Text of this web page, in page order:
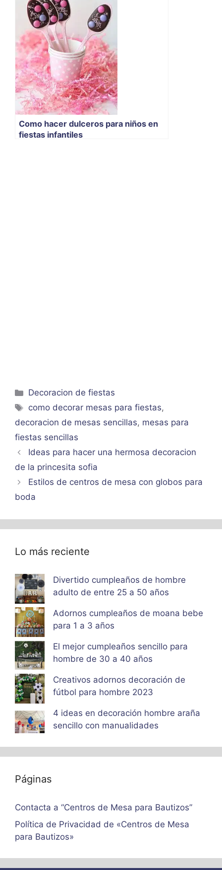
Como hacer dulceros para niños en
fiestas infantiles
Categorías
Decoracion de fiestas
Etiquetas
como decorar mesas para fiestas,
decoracion de mesas sencillas, mesas para
fiestas sencillas
Ideas para hacer una hermosa decoracion
de la princesita sofia
Estilos de centros de mesa con globos para
boda
Lo más reciente
Divertido cumpleaños de hombre
adulto de entre 25 a 50 años
Adornos cumpleaños de moana bebe
para 1 a 3 años
El mejor cumpleaños sencillo para
hombre de 30 a 40 años
Creativos adornos decoración de
fútbol para hombre 2023
4 ideas en decoración hombre araña
sencillo con manualidades
Páginas
Contacta a “Centros de Mesa para Bautizos”
Política de Privacidad de «Centros de Mesa
para Bautizos»